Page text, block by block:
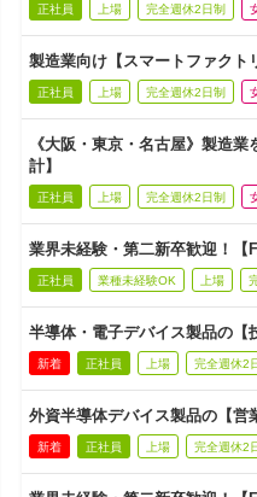
正社員 上場 完全週休2日制
製造業向け【スマートファク
正社員 上場 完全週休2日制
《大阪・東京・名古屋》製造
計】
正社員 上場 完全週休2日制
業界未経験・第二新卒歓迎！
正社員 業種未経験OK 上場
半導体・電子デバイス製品の
新着 正社員 上場 完全週休2
外資半導体デバイス製品の【
新着 正社員 上場 完全週休2